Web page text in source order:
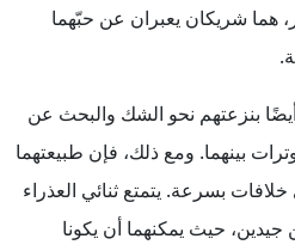
هما شريكان يعبران عن حبّهما
أيضًا بنزعتهم نحو الشك والبحث عن
بينهما. ومع ذلك، فإن طبيعتهما
بسرعة. يتمتع ثنائي العذراء
جيدين، حيث يمكنهما أن يكونا